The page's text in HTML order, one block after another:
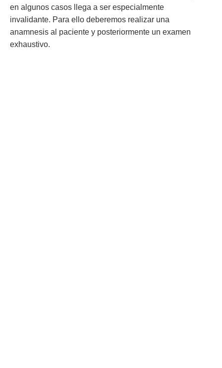
en algunos casos llega a ser especialmente
invalidante. Para ello deberemos realizar una
anamnesis al paciente y posteriormente un examen
exhaustivo.